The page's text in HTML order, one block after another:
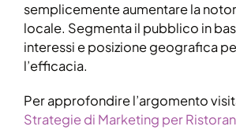
semplicemente aumentare la
locale. Segmenta il pubblico in
interessi e posizione geografica
l’efficacia.
Per approfondire l’argomento
Strategie di Marketing per